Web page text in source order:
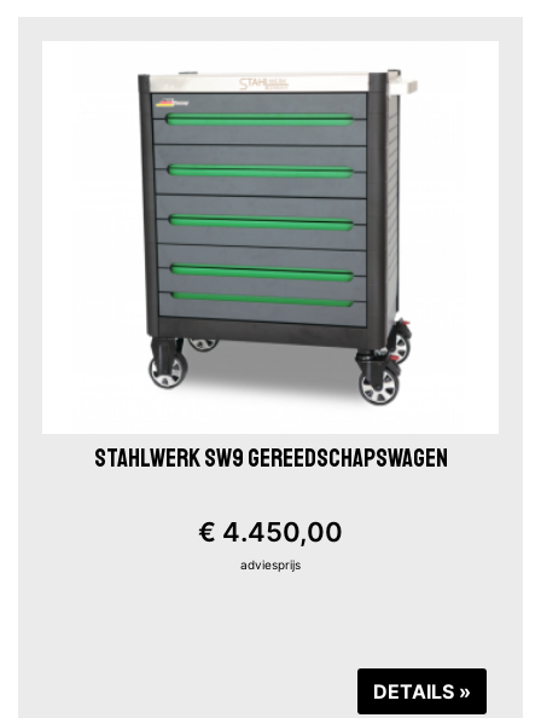
STAHLWERK SW9 GEREEDSCHAPSWAGEN
€ 4.450,00
adviesprijs
DETAILS »